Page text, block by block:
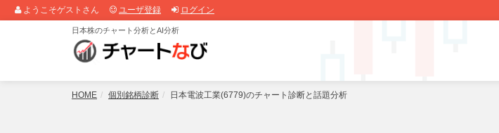
ようこそゲストさん ユーザ登録 ログイン
日本株のチャート分析とAI分析
HOME 個別銘柄診断 日本電波工業(6779)のチャート診断と話題分析